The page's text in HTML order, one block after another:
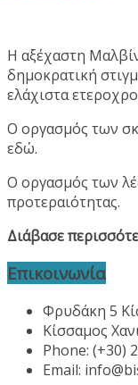
Η αξέχαστη
δημοκρατική
ελάχιστα
Ο οργασμός των
εδώ.
Ο οργασμός των
προτεραιότητας.
Διάβασε
Επικοινωνία
Φρυδάκη 5
Κίσσαμος
Phone: (+30)
Email: